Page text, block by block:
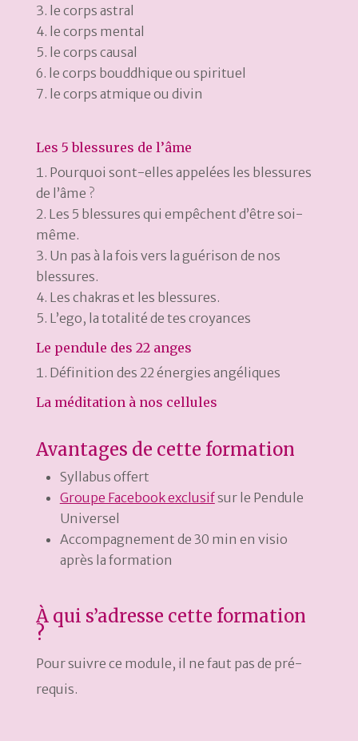
le corps astral
le corps mental
le corps causal
le corps bouddhique ou spirituel
le corps atmique ou divin
Les 5 blessures de l’âme
Pourquoi sont-elles appelées les blessures
de l’âme ?
Les 5 blessures qui empêchent d’être soi-
même.
Un pas à la fois vers la guérison de nos
blessures.
Les chakras et les blessures.
L’ego, la totalité de tes croyances
Le pendule des 22 anges
Définition des 22 énergies angéliques
La méditation à nos cellules
Avantages de cette formation
Syllabus offert
Groupe Facebook exclusifsur le Pendule
Universel
Accompagnement de 30 min en visio
après la formation
À qui s’adresse cette formation
?
Pour suivre ce module, il ne faut pas de pré-
requis.